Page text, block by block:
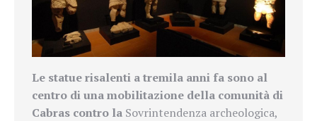
Le statue risalenti a tremila anni fa sono al
centro di una mobilitazione della comunità di
Cabras contro la Sovrintendenza archeologica,